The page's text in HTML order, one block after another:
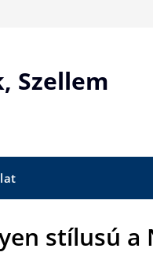
Szellem
stílusú a